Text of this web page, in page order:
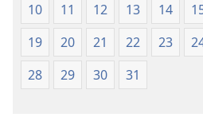
10
11 12 13 14
19
20 21 22 23
28
29 30 31